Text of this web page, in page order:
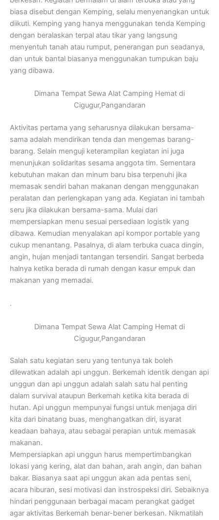
biasa disebut dengan Kemping, selalu menyenangkan untuk
diikuti. Kemping yang hanya menggunakan tenda Kemping
dengan beralaskan terpal atau tikar yang langsung
menyentuh tanah atau rumput, penerangan pun seadanya,
dan untuk bantal biasanya menggunakan tumpukan baju
yang dibawa.
Dimana Tempat Sewa Alat Camping Hemat di
Cigugur,Pangandaran
Aktivitas pertama yang seharusnya dilakukan bersama-
sama adalah mendirikan tenda dan mengemas barang-
barang. Selain menguji keterampilan kegiatan ini juga
menunjukan solidaritas sesama anggota tim. Sementara
kebutuhan makan dan minum baru bisa terpenuhi jika
memasak sendiri bahan makanan dengan menggunakan
peralatan dan perlengkapan yang ada. Kegiatan ini tambah
seru jika dilakukan bersama-sama. Mulai dari
mempersiapkan menu sesuai persediaan logistik yang
dibawa. Kemudian menyalakan api kompor portable yang
cukup menantang. Pasalnya, di alam terbuka cuaca dingin,
angin, hujan menjadi tantangan tersendiri. Sangat berbeda
halnya ketika berada di rumah dengan kasur empuk dan
makanan yang memadai.
.
Dimana Tempat Sewa Alat Camping Hemat di
Cigugur,Pangandaran
Salah satu kegiatan seru yang tentunya tak boleh
dilewatkan adalah api unggun. Berkemah identik dengan api
unggun dan api unggun adalah salah satu hal penting
dalam survival ataupun Berkemah ketika kita berada di
hutan. Api unggun mempunyai fungsi untuk menjaga diri
kita dari binatang buas, menghangatkan diri, isyarat
keadaan bahaya, atau sebagai perapian untuk memasak
makanan.
Mempersiapkan api unggun harus mempertimbangkan
lokasi yang kering, alat dan bahan, arah angin, dan bahan
bakar. Biasanya saat api unggun akan ada pentas seni,
acara hiburan, sesi motivasi dan instrospeksi diri. Sebaiknya
hindari penggunaan berbagai macam perangkat gadget
agar aktivitas Berkemah benar-bener berkesan. Nikmatilah